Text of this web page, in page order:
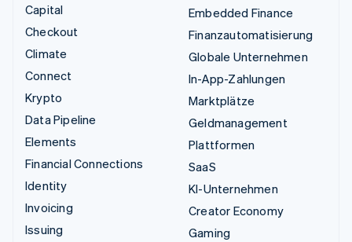
Capital
Checkout
Climate
Connect
Krypto
Data Pipeline
Elements
Financial Connections
Identity
Invoicing
Issuing
Embedded Finance
Finanzautomatisierung
Globale Unternehmen
In-App-Zahlungen
Marktplätze
Geldmanagement
Plattformen
SaaS
KI-Unternehmen
Creator Economy
Gaming